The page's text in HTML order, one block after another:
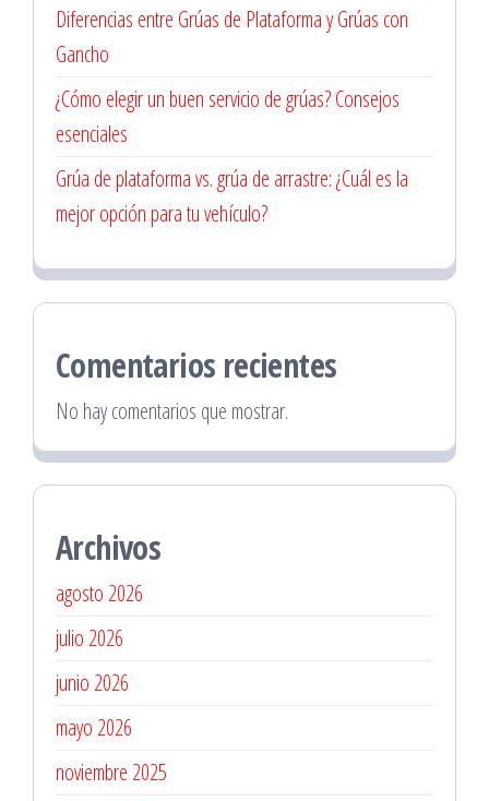
Diferencias entre Grúas de Plataforma y Grúas con
Gancho
¿Cómo elegir un buen servicio de grúas? Consejos
esenciales
Grúa de plataforma vs. grúa de arrastre: ¿Cuál es la
mejor opción para tu vehículo?
Comentarios recientes
No hay comentarios que mostrar.
Archivos
agosto 2026
julio 2026
junio 2026
mayo 2026
noviembre 2025